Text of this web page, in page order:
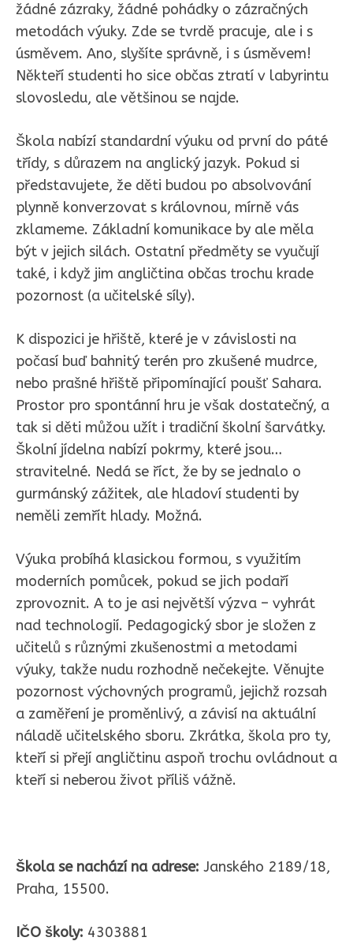
žádné zázraky, žádné pohádky o zázračných
metodách výuky. Zde se tvrdě pracuje, ale i s
úsměvem. Ano, slyšíte správně, i s úsměvem!
Někteří studenti ho sice občas ztratí v labyrintu
slovosledu, ale většinou se najde.
Škola nabízí standardní výuku od první do páté
třídy, s důrazem na anglický jazyk. Pokud si
představujete, že děti budou po absolvování
plynně konverzovat s královnou, mírně vás
zklameme. Základní komunikace by ale měla
být v jejich silách. Ostatní předměty se vyučují
také, i když jim angličtina občas trochu krade
pozornost (a učitelské síly).
K dispozici je hřiště, které je v závislosti na
počasí buď bahnitý terén pro zkušené mudrce,
nebo prašné hřiště připomínající poušť Sahara.
Prostor pro spontánní hru je však dostatečný, a
tak si děti můžou užít i tradiční školní šarvátky.
Školní jídelna nabízí pokrmy, které jsou…
stravitelné. Nedá se říct, že by se jednalo o
gurmánský zážitek, ale hladoví studenti by
neměli zemřít hlady. Možná.
Výuka probíhá klasickou formou, s využitím
moderních pomůcek, pokud se jich podaří
zprovoznit. A to je asi největší výzva – vyhrát
nad technologií. Pedagogický sbor je složen z
učitelů s různými zkušenostmi a metodami
výuky, takže nudu rozhodně nečekejte. Věnujte
pozornost výchovných programů, jejichž rozsah
a zaměření je proměnlivý, a závisí na aktuální
náladě učitelského sboru. Zkrátka, škola pro ty,
kteří si přejí angličtinu aspoň trochu ovládnout a
kteří si neberou život příliš vážně.
Škola se nachází na adrese: Janského 2189/18,
Praha, 15500.
IČO školy: 4303881